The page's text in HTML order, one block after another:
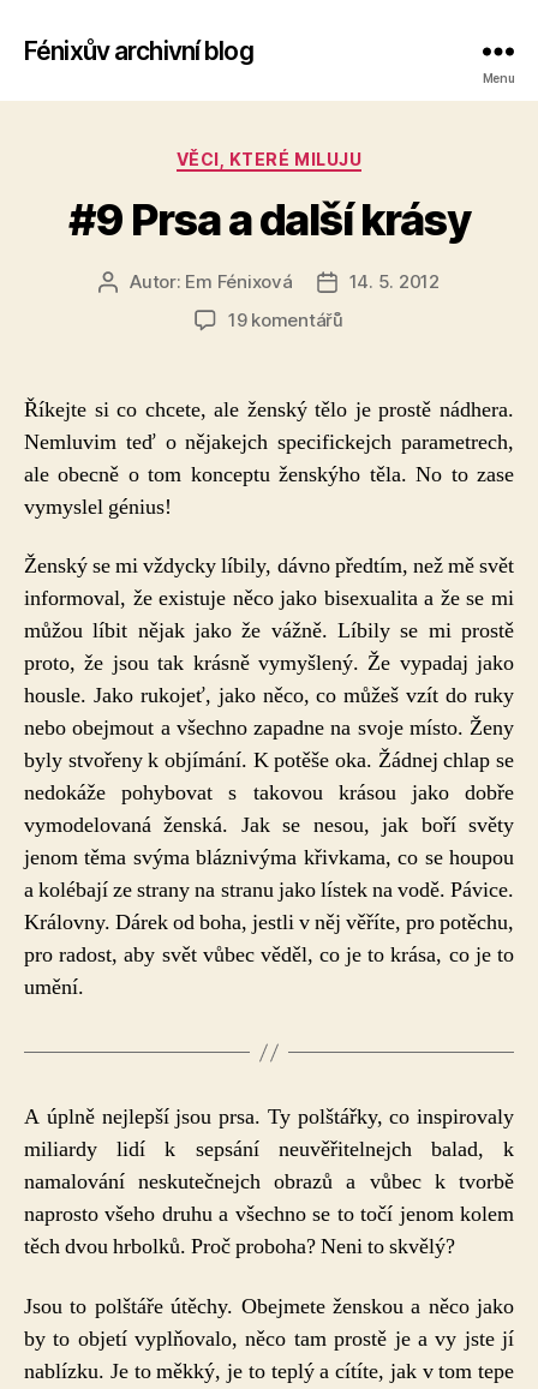
Fénixův archivní blog
Menu
Rubriky
VĚCI, KTERÉ MILUJU
#9 Prsa a další krásy
AutorAutor: Em Fénixová
Datum
příspěvku
14. 5. 2012
19 komentářůu
názvem
#9
Prsa
a
Říkejte si co chcete, ale ženský tělo je prostě nádhera.
Nemluvim teď o nějakejch specifickejch parametrech,
ale obecně o tom konceptu ženskýho těla. No to zase
vymyslel génius!
Ženský se mi vždycky líbily, dávno předtím, než mě svět
informoval, že existuje něco jako bisexualita a že se mi
můžou líbit nějak jako že vážně. Líbily se mi prostě
proto, že jsou tak krásně vymyšlený. Že vypadaj jako
housle. Jako rukojeť, jako něco, co můžeš vzít do ruky
nebo obejmout a všechno zapadne na svoje místo. Ženy
byly stvořeny k objímání. K potěše oka. Žádnej chlap se
nedokáže pohybovat s takovou krásou jako dobře
vymodelovaná ženská. Jak se nesou, jak boří světy
jenom těma svýma bláznivýma křivkama, co se houpou
a kolébají ze strany na stranu jako lístek na vodě. Pávice.
Královny. Dárek od boha, jestli v něj věříte, pro potěchu,
pro radost, aby svět vůbec věděl, co je to krása, co je to
umění.
A úplně nejlepší jsou prsa. Ty polštářky, co inspirovaly
miliardy lidí k sepsání neuvěřitelnejch balad, k
namalování neskutečnejch obrazů a vůbec k tvorbě
naprosto všeho druhu a všechno se to točí jenom kolem
těch dvou hrbolků. Proč proboha? Neni to skvělý?
Jsou to polštáře útěchy. Obejmete ženskou a něco jako
by to objetí vyplňovalo, něco tam prostě je a vy jste jí
nablízku. Je to měkký, je to teplý a cítíte, jak v tom tepe